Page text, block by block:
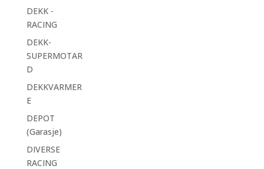
DEKK -
RACING
DEKK-
SUPERMOTAR
D
DEKKVARMER
E
DEPOT
(Garasje)
DIVERSE
RACING